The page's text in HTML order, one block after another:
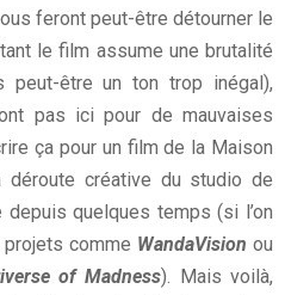
feront peut-être détourner le
le film assume une brutalité
peut-être un ton trop inégal),
pas ici pour de mauvaises
ça pour un film de la Maison
créative du studio de
depuis quelques temps (si l’on
comme WandaVision ou
of Madness). Mais voilà,